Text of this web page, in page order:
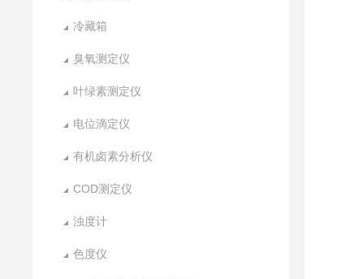
冷藏箱
臭氧测定仪
叶绿素测定仪
电位滴定仪
有机卤素分析仪
COD测定仪
浊度计
色度仪